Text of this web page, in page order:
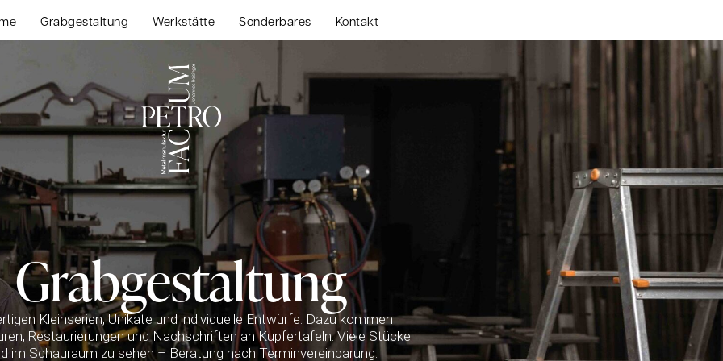
Grabgestaltung Werkstätte Sonderbares Kontakt
Grabgestaltung
Kleinserien, Unikate und individuelle Entwürfe. Dazu kommen
Restaurierungen und Nachschriften an Kupfertafeln. Viele Stücke
im Schauraum zu sehen – Beratung nach Terminvereinbarung.